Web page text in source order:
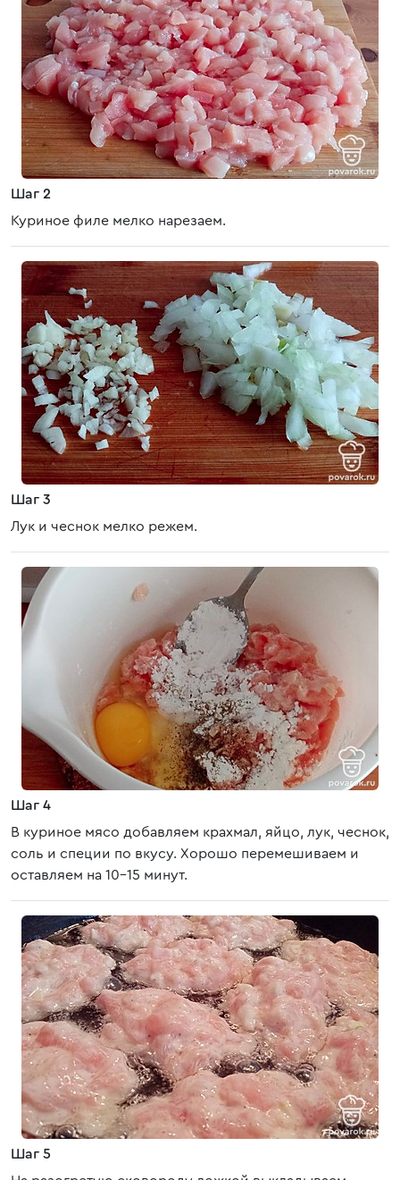
Шаг 2
Куриное филе мелко нарезаем.
Шаг 3
Лук и чеснок мелко режем.
Шаг 4
В куриное мясо добавляем крахмал, яйцо, лук, чеснок,
соль и специи по вкусу. Хорошо перемешиваем и
оставляем на 10-15 минут.
Шаг 5